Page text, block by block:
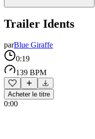
Trailer Idents
parBlue Giraffe
0:19
139 BPM
Acheter le titre
0:00